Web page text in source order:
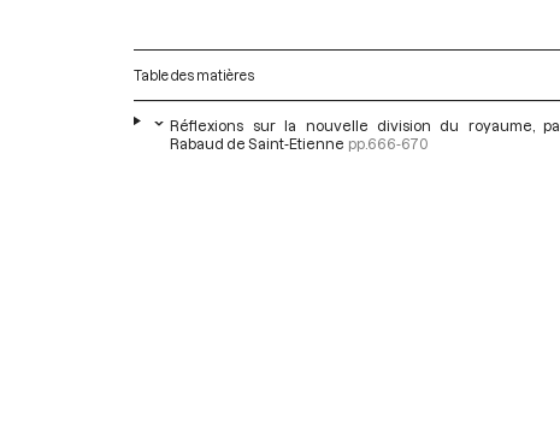
Table des matières
Réflexions sur la nouvelle division du royaume,
Rabaud de Saint-Etienne pp.666-670